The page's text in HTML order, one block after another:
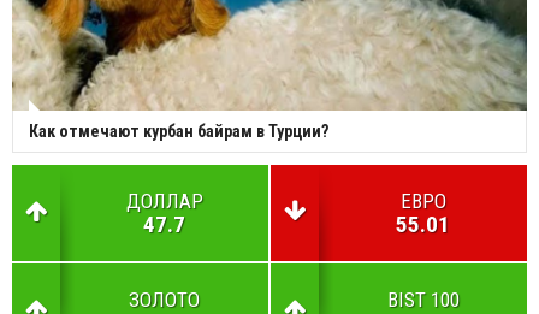
Как отмечают курбан байрам в Турции?
ДОЛЛАР
47.7
ЕВРО
55.01
ЗОЛОТО BIST 100